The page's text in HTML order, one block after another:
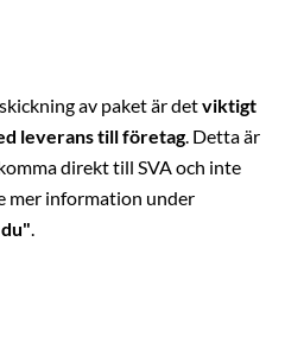
av paket är detviktigt
leverans till företag. Detta är
direkt till SVA och inte
mer information under
.